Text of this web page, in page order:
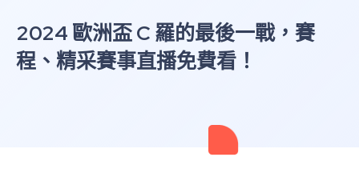
2024 歐洲盃 C 羅的最後一戰，賽
程、精采賽事直播免費看！